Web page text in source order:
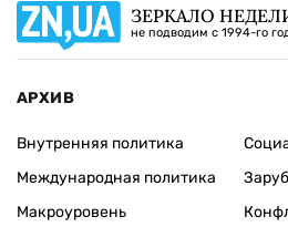
ЗЕРКАЛО
не подводим с 1994-го
АРХИВ
Внутренняя политика
Международная политика
Макроуровень